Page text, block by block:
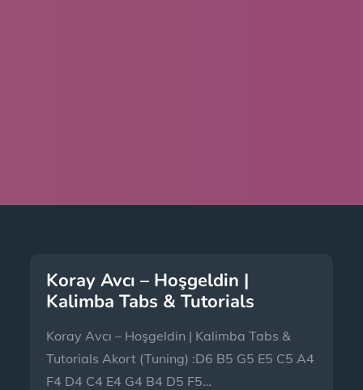
Koray Avcı – Hoşgeldin |
Kalimba Tabs & Tutorials
Koray Avcı – Hoşgeldin | Kalimba Tabs &
Tutorials Akort (Tuning) :D6 B5 G5 E5 C5 A4
F4 D4 C4 E4 G4 B4 D5 F5…